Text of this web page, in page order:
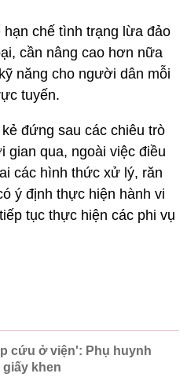
chế tình trạng lừa đảo
cần nâng cao hơn nữa
năng cho người dân mỗi
tuyến.
đứng sau các chiêu trò
gian qua, ngoài việc điều
các hình thức xử lý, răn
ý định thực hiện hành vi
tục thực hiện các phi vụ
cứu ở viện': Phụ huynh
giấy khen